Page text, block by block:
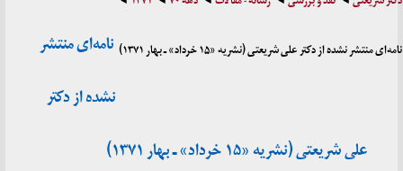
نامه‌ای منتشر نشده از دکتر علی شریعتی (نشریه «۱۵ خرداد» ـ بهار ۱۳۷۱)
نامه‌ای منتشر
نشده از دکتر
علی شریعتی (نشریه «۱۵ خرداد» ـ بهار ۱۳۷۱)